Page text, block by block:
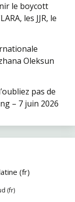
le boycott
les JJR, le
Oleksun
pas de
– 7 juin 2026
(fr)
(fr)